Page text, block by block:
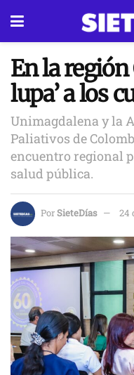
En la región
lupa’ a los
Unimagdalena y la
Paliativos de
encuentro regional
salud pública.
PorSieteDías 24